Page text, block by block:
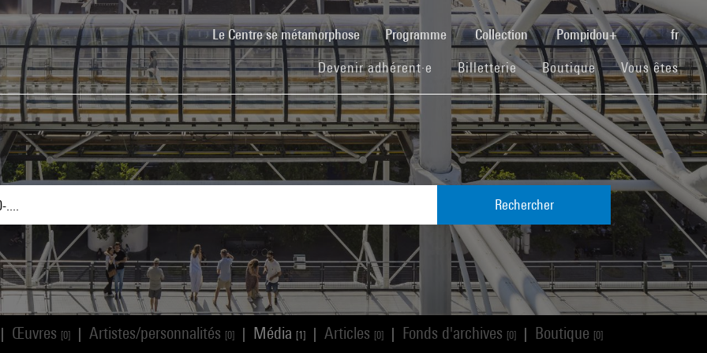
Le Centre se métamorphose(current)Programme Collection Pompidou+ fr
Devenir adhérent·e (current)
Billetterie(current)Boutique(current)Vous êtes
Rechercher
Œuvres [0] Artistes/personnalités [0] Média [1] Articles [0] Fonds d'archives [0] Boutique [0]